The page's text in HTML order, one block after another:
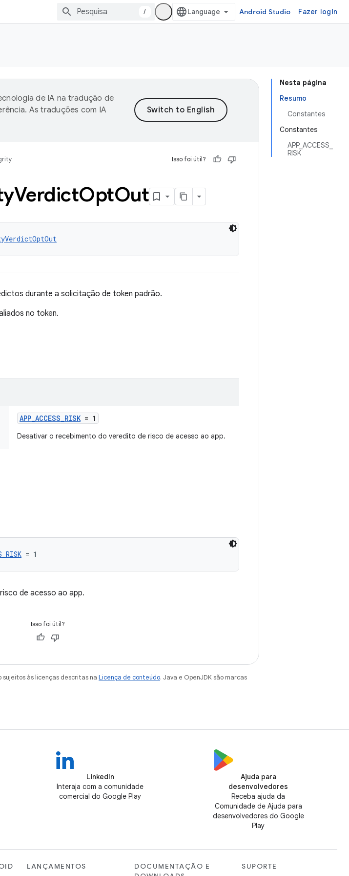
/ Android Studio Fazer login
Nesta página
Resumo
Constantes
Constantes
APP_ACCESS_
RISK
de IA na tradução de
As traduções com IA
Isso foi útil?
VerdictOptOut
durante a solicitação de token padrão.
no token.
APP_ACCESS_RISK= 1
Desativar o recebimento do veredito de risco de acesso ao app.
= 1
de acesso ao app.
Isso foi útil?
às licenças descritas na Licença de conteúdo. Java e OpenJDK são marcas
LinkedIn
Interaja com a comunidade
comercial do Google Play
Ajuda para
desenvolvedores
Receba ajuda da
Comunidade de Ajuda para
desenvolvedores do Google
Play
LANÇAMENTOS
DOCUMENTAÇÃO E
SUPORTE